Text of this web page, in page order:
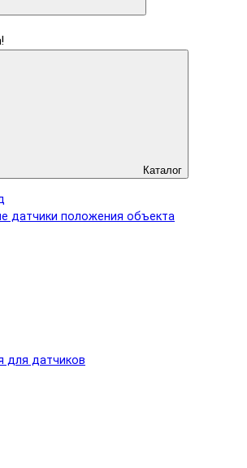
Каталог
датчики положения объекта
для датчиков